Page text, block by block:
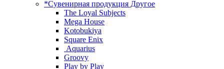
*Сувенирная продукция Другое
The Loyal Subjects
Mega House
Kotobukiya
Square Enix
Aquarius
Groovy
Play by Play